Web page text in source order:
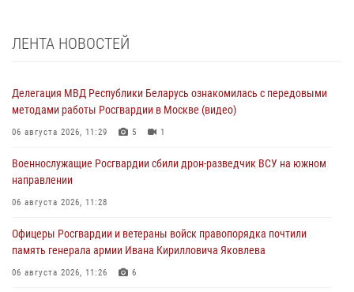
ЛЕНТА НОВОСТЕЙ
Делегация МВД Республики Беларусь ознакомилась с передовыми
методами работы Росгвардии в Москве (видео)
06 августа 2026, 11:29 5 1
Военнослужащие Росгвардии сбили дрон-разведчик ВСУ на южном
направлении
06 августа 2026, 11:28
Офицеры Росгвардии и ветераны войск правопорядка почтили
память генерала армии Ивана Кирилловича Яковлева
06 августа 2026, 11:26 6